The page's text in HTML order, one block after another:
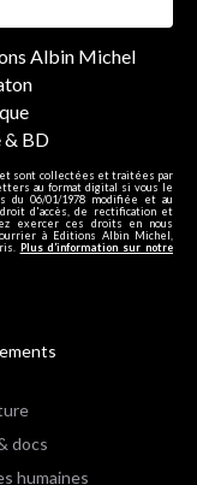
Albin Michel
& BD
sont collectées et traitées par
au format digital si vous le
du 06/01/1978 modifiée et au
d'accès, de rectification et
exercer ces droits en nous
à Editions Albin Michel,
Plus d’information sur notre
docs
humaines